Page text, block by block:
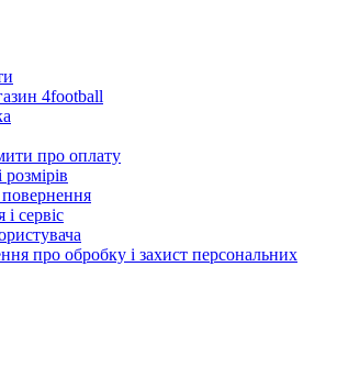
4football
про оплату
і сервіс
про обробку і захист персональних